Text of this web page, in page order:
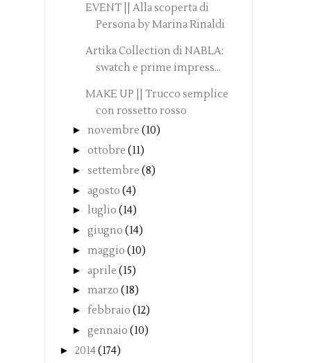
EVENT || Alla scoperta di
Persona by Marina Rinaldi
Artika Collection di NABLA:
swatch e prime impress...
MAKE UP || Trucco semplice
con rossetto rosso
► novembre (10)
► ottobre (11)
► settembre (8)
► agosto (4)
► luglio (14)
► giugno (14)
► maggio (10)
► aprile (15)
► marzo (18)
► febbraio (12)
► gennaio (10)
► 2014(174)